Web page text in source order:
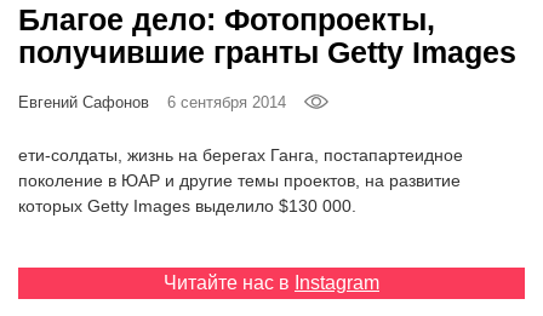
Благое дело: Фотопроекты,
получившие гранты Getty Images
Евгений Сафонов 6 сентября 2014
ети-солдаты, жизнь на берегах Ганга, постапартеидное
поколение в ЮАР и другие темы проектов, на развитие
которых Getty Images выделило $130 000.
Читайте нас в Instagram